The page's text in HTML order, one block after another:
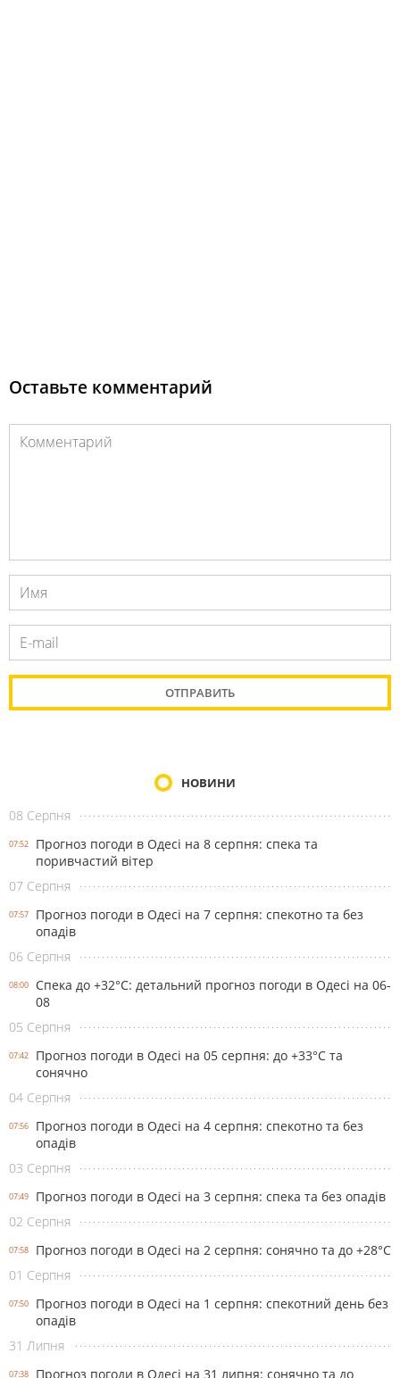
Оставьте комментарий
НОВИНИ
08 Серпня
07:52
Прогноз погоди в Одесі на 8 серпня: спека та
поривчастий вітер
07 Серпня
07:57
Прогноз погоди в Одесі на 7 серпня: спекотно та без
опадів
06 Серпня
08:00
Спека до +32°С: детальний прогноз погоди в Одесі на 06-
08
05 Серпня
07:42
Прогноз погоди в Одесі на 05 серпня: до +33°С та
сонячно
04 Серпня
07:56
Прогноз погоди в Одесі на 4 серпня: спекотно та без
опадів
03 Серпня
07:49
Прогноз погоди в Одесі на 3 серпня: спека та без опадів
02 Серпня
07:58
Прогноз погоди в Одесі на 2 серпня: сонячно та до +28°С
01 Серпня
07:50
Прогноз погоди в Одесі на 1 серпня: спекотний день без
опадів
31 Липня
07:38 Прогноз погоди в Одесі на 31 липня: сонячно та до